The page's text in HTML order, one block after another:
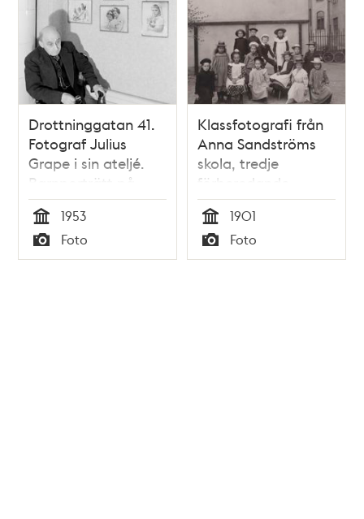
Drottninggatan 41.
Fotograf Julius
Grape i sin ateljé.
Barnporträtt på
väggen
Tid
1953
Typ
Foto
Klassfotografi från
Anna Sandströms
skola, tredje
förberedande
klassen.
Tid
1901
Typ
Foto